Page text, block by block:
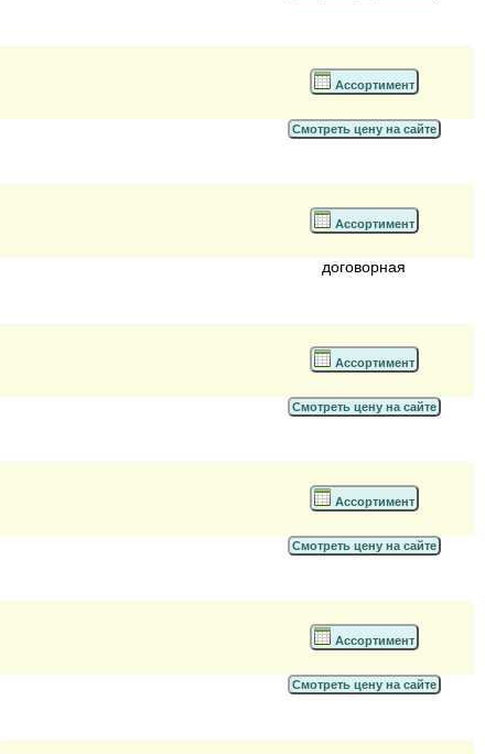
Ассортимент
Смотреть цену на сайте
Ассортимент
договорная
Ассортимент
Смотреть цену на сайте
Ассортимент
Смотреть цену на сайте
Ассортимент
Смотреть цену на сайте